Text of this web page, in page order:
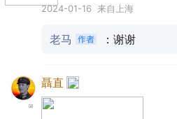
然不是在炮火连天的前线
平，充满了血腥风雨。美军
朝鲜战争的残酷和危险
2024-01-16 来自上海
老马 ：谢谢
聶直